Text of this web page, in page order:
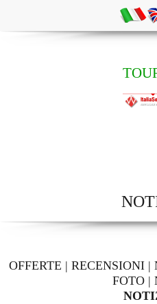
OFFERTE | RECENSIONI |
FOTO|